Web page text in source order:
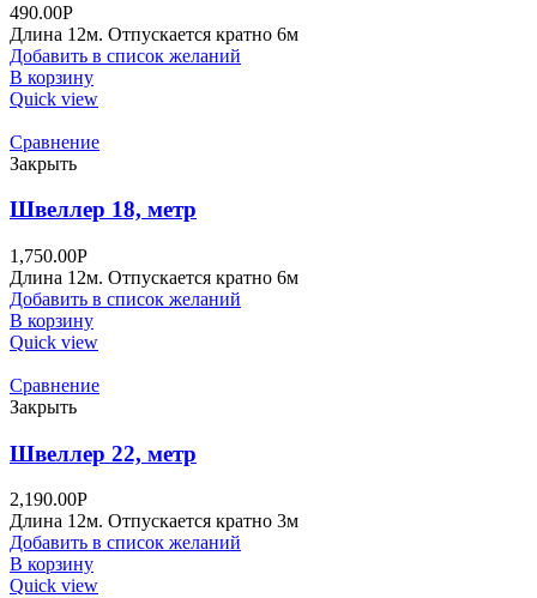
490.00Р
Длина 12м. Отпускается кратно 6м
Добавить в список желаний
В корзину
Quick view
Сравнение
Закрыть
Швеллер 18, метр
1,750.00Р
Длина 12м. Отпускается кратно 6м
Добавить в список желаний
В корзину
Quick view
Сравнение
Закрыть
Швеллер 22, метр
2,190.00Р
Длина 12м. Отпускается кратно 3м
Добавить в список желаний
В корзину
Quick view